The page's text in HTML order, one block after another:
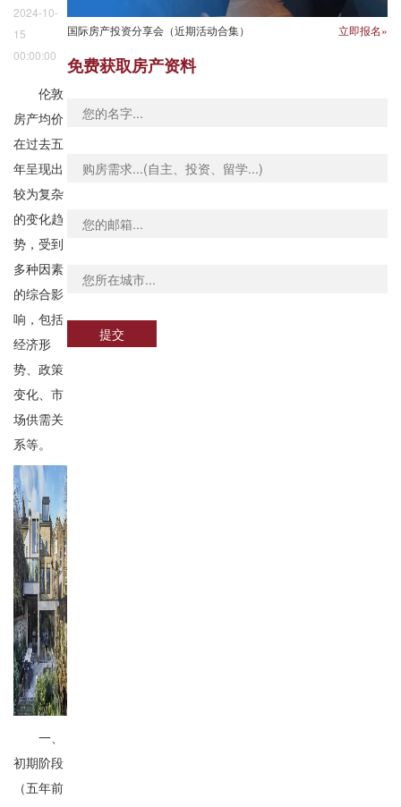
2024-10-
15
00:00:00
伦敦
房产均价
在过去五
年呈现出
较为复杂
的变化趋
势，受到
多种因素
的综合影
响，包括
经济形
势、政策
变化、市
场供需关
系等。
一、
初期阶段
（五年前
国际房产投资分享会（近期活动合集） 立即报名»
免费获取房产资料
提交